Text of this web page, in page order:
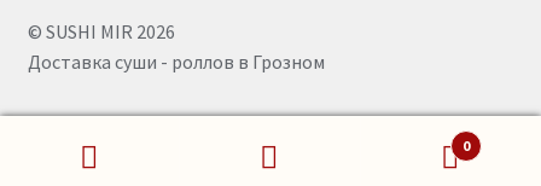
© SUSHI MIR 2026
Доставка суши - роллов в Грозном
0